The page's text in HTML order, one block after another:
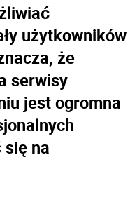
użytkowników
że
serwisy
jest ogromna
się na